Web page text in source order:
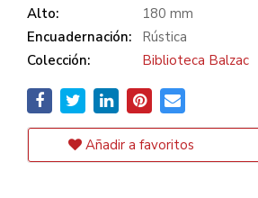
Alto:
180 mm
Encuadernación:
Rústica
Colección:
Biblioteca Balzac
Añadir a favoritos